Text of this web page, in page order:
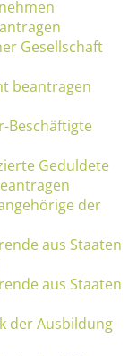
Gesellschaft
beantragen
Beschäftigte
Geduldete
der
aus Staaten
aus Staaten
der Ausbildung